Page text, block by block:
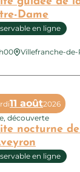
Dame
en ligne
Villefranche-
Notre-
nocturne
en ligne
11 août2026
découverte